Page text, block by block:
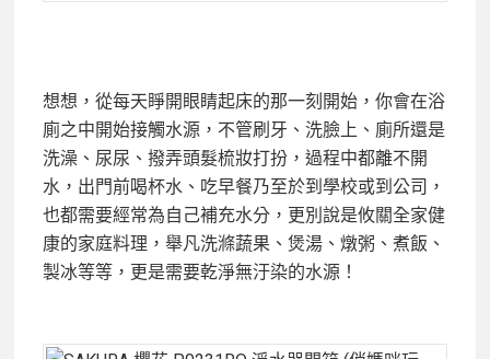
想想，從每天睜開眼睛起床的那一刻開始，你會在浴
廁之中開始接觸水源，不管刷牙、洗臉上、廁所還是
洗澡、尿尿、撥弄頭髮梳妝打扮，過程中都離不開
水，出門前喝杯水、吃早餐乃至於到學校或到公司，
也都需要經常為自己補充水分，更別說是攸關全家健
康的家庭料理，舉凡洗滌蔬果、煲湯、燉粥、煮飯、
製冰等等，更是需要乾淨無汙染的水源！